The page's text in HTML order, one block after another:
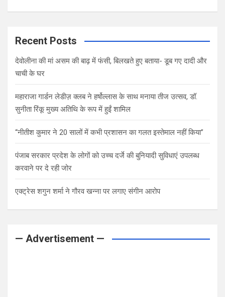
Recent Posts
देवोलीना की मां असम की बाढ़ में फंसी, बिलखते हुए बताया- डूब गए दादी और
चाची के घर
महाराजा गार्डन लेडीज़ क्लब ने हर्षोल्लास के साथ मनाया तीज उत्सव, डॉ.
सुनीता रिंकू मुख्य अतिथि के रूप में हुईं शामिल
“नीतीश कुमार ने 20 सालों में कभी प्रशासन का गलत इस्तेमाल नहीं किया”
पंजाब सरकार प्रदेश के लोगों को उच्च दर्जे की बुनियादी सुविधाएं उपलब्ध
करवाने पर दे रही जोर
एक्ट्रेस शगुन शर्मा ने गौरव खन्ना पर लगाए संगीन आरोप
— Advertisement —